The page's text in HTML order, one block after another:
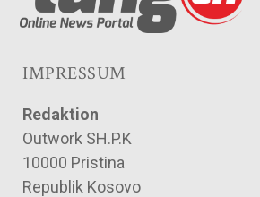
IMPRESSUM
Redaktion
Outwork SH.P.K
10000 Pristina
Republik Kosovo